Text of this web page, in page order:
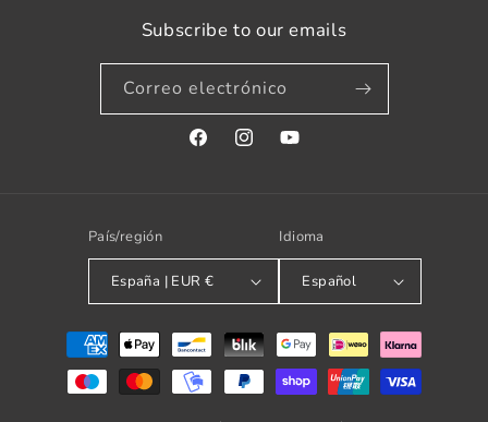
Subscribe to our emails
Correo electrónico
FacebookInstagramYouTube
País/región
España | EUR €
Idioma
Español
Formas
pago